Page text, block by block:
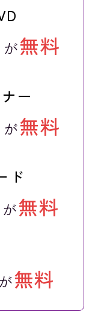
無料
ー
無料
ド
無料
無料